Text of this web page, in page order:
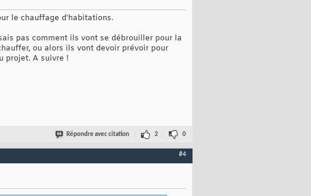
le chauffage d'habitations.
pas comment ils vont se débrouiller pour la
ou alors ils vont devoir prévoir pour
projet. A suivre !
Répondre avec citation 2 0
#4